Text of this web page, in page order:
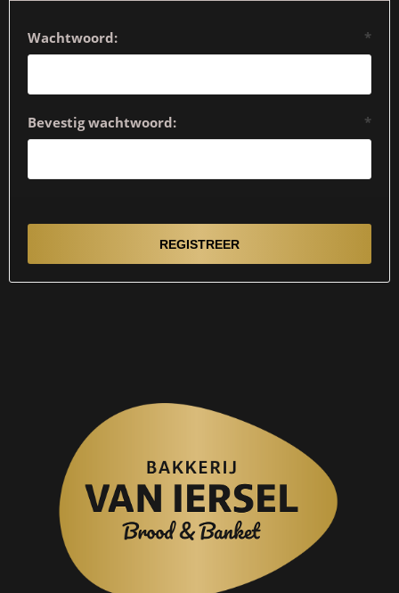
Wachtwoord: *
Bevestig wachtwoord: *